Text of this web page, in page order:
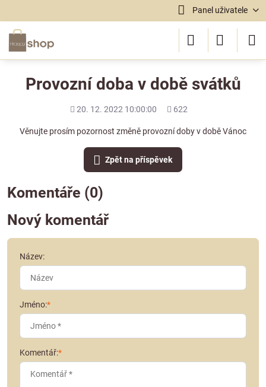
Panel uživatele
Provozní doba v době svátků
Přidáno
20. 12. 2022 10:00:00
Počet
622
Věnujte prosím pozornost změně provozní doby v době Vánoc
Zpět na příspěvek
Komentáře (0)
Nový komentář
Název:
Jméno:*
Komentář:*